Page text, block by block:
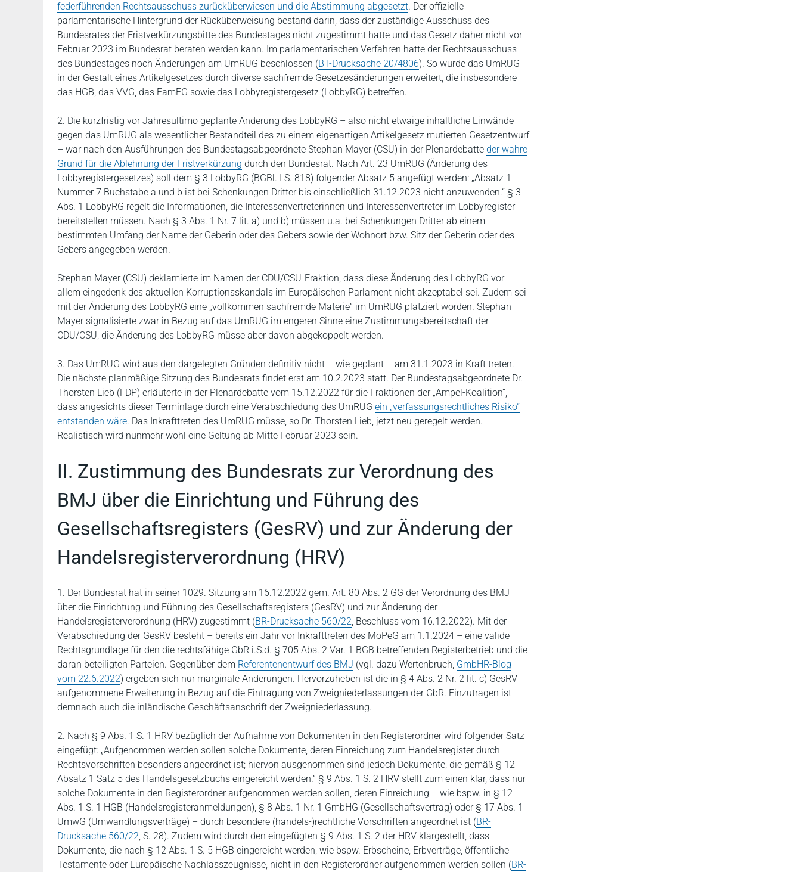
federführenden Rechtsausschuss zurücküberwiesen und die Abstimmung abgesetzt. Der offizielle
parlamentarische Hintergrund der Rücküberweisung bestand darin, dass der zuständige Ausschuss des
Bundesrates der Fristverkürzungsbitte des Bundestages nicht zugestimmt hatte und das Gesetz daher nicht vor
Februar 2023 im Bundesrat beraten werden kann. Im parlamentarischen Verfahren hatte der Rechtsausschuss
des Bundestages noch Änderungen am UmRUG beschlossen (BT-Drucksache 20/4806). So wurde das UmRUG
in der Gestalt eines Artikelgesetzes durch diverse sachfremde Gesetzesänderungen erweitert, die insbesondere
das HGB, das VVG, das FamFG sowie das Lobbyregistergesetz (LobbyRG) betreffen.
2. Die kurzfristig vor Jahresultimo geplante Änderung des LobbyRG – also nicht etwaige inhaltliche Einwände
gegen das UmRUG als wesentlicher Bestandteil des zu einem eigenartigen Artikelgesetz mutierten Gesetzentwurf
– war nach den Ausführungen des Bundestagsabgeordnete Stephan Mayer (CSU) in der Plenardebatte der wahre
Grund für die Ablehnung der Fristverkürzung durch den Bundesrat. Nach Art. 23 UmRUG (Änderung des
Lobbyregistergesetzes) soll dem § 3 LobbyRG (BGBl. I S. 818) folgender Absatz 5 angefügt werden: „Absatz 1
Nummer 7 Buchstabe a und b ist bei Schenkungen Dritter bis einschließlich 31.12.2023 nicht anzuwenden.“ § 3
Abs. 1 LobbyRG regelt die Informationen, die Interessenvertreterinnen und Interessenvertreter im Lobbyregister
bereitstellen müssen. Nach § 3 Abs. 1 Nr. 7 lit. a) und b) müssen u.a. bei Schenkungen Dritter ab einem
bestimmten Umfang der Name der Geberin oder des Gebers sowie der Wohnort bzw. Sitz der Geberin oder des
Gebers angegeben werden.
Stephan Mayer (CSU) deklamierte im Namen der CDU/CSU-Fraktion, dass diese Änderung des LobbyRG vor
allem eingedenk des aktuellen Korruptionsskandals im Europäischen Parlament nicht akzeptabel sei. Zudem sei
mit der Änderung des LobbyRG eine „vollkommen sachfremde Materie“ im UmRUG platziert worden. Stephan
Mayer signalisierte zwar in Bezug auf das UmRUG im engeren Sinne eine Zustimmungsbereitschaft der
CDU/CSU, die Änderung des LobbyRG müsse aber davon abgekoppelt werden.
3. Das UmRUG wird aus den dargelegten Gründen definitiv nicht – wie geplant – am 31.1.2023 in Kraft treten.
Die nächste planmäßige Sitzung des Bundesrats findet erst am 10.2.2023 statt. Der Bundestagsabgeordnete Dr.
Thorsten Lieb (FDP) erläuterte in der Plenardebatte vom 15.12.2022 für die Fraktionen der „Ampel-Koalition“,
dass angesichts dieser Terminlage durch eine Verabschiedung des UmRUG ein „verfassungsrechtliches Risiko“
entstanden wäre. Das Inkrafttreten des UmRUG müsse, so Dr. Thorsten Lieb, jetzt neu geregelt werden.
Realistisch wird nunmehr wohl eine Geltung ab Mitte Februar 2023 sein.
II. Zustimmung des Bundesrats zur Verordnung des
BMJ über die Einrichtung und Führung des
Gesellschaftsregisters (GesRV) und zur Änderung der
Handelsregisterverordnung (HRV)
1. Der Bundesrat hat in seiner 1029. Sitzung am 16.12.2022 gem. Art. 80 Abs. 2 GG der Verordnung des BMJ
über die Einrichtung und Führung des Gesellschaftsregisters (GesRV) und zur Änderung der
Handelsregisterverordnung (HRV) zugestimmt (BR-Drucksache 560/22, Beschluss vom 16.12.2022). Mit der
Verabschiedung der GesRV besteht – bereits ein Jahr vor Inkrafttreten des MoPeG am 1.1.2024 – eine valide
Rechtsgrundlage für den die rechtsfähige GbR i.S.d. § 705 Abs. 2 Var. 1 BGB betreffenden Registerbetrieb und die
daran beteiligten Parteien. Gegenüber dem Referentenentwurf des BMJ (vgl. dazu Wertenbruch, GmbHR-Blog
vom 22.6.2022) ergeben sich nur marginale Änderungen. Hervorzuheben ist die in § 4 Abs. 2 Nr. 2 lit. c) GesRV
aufgenommene Erweiterung in Bezug auf die Eintragung von Zweigniederlassungen der GbR. Einzutragen ist
demnach auch die inländische Geschäftsanschrift der Zweigniederlassung.
2. Nach § 9 Abs. 1 S. 1 HRV bezüglich der Aufnahme von Dokumenten in den Registerordner wird folgender Satz
eingefügt: „Aufgenommen werden sollen solche Dokumente, deren Einreichung zum Handelsregister durch
Rechtsvorschriften besonders angeordnet ist; hiervon ausgenommen sind jedoch Dokumente, die gemäß § 12
Absatz 1 Satz 5 des Handelsgesetzbuchs eingereicht werden.“ § 9 Abs. 1 S. 2 HRV stellt zum einen klar, dass nur
solche Dokumente in den Registerordner aufgenommen werden sollen, deren Einreichung – wie bspw. in § 12
Abs. 1 S. 1 HGB (Handelsregisteranmeldungen), § 8 Abs. 1 Nr. 1 GmbHG (Gesellschaftsvertrag) oder § 17 Abs. 1
UmwG (Umwandlungsverträge) – durch besondere (handels-)rechtliche Vorschriften angeordnet ist (BR-
Drucksache 560/22, S. 28). Zudem wird durch den eingefügten § 9 Abs. 1 S. 2 der HRV klargestellt, dass
Dokumente, die nach § 12 Abs. 1 S. 5 HGB eingereicht werden, wie bspw. Erbscheine, Erbverträge, öffentliche
Testamente oder Europäische Nachlasszeugnisse, nicht in den Registerordner aufgenommen werden sollen (BR-